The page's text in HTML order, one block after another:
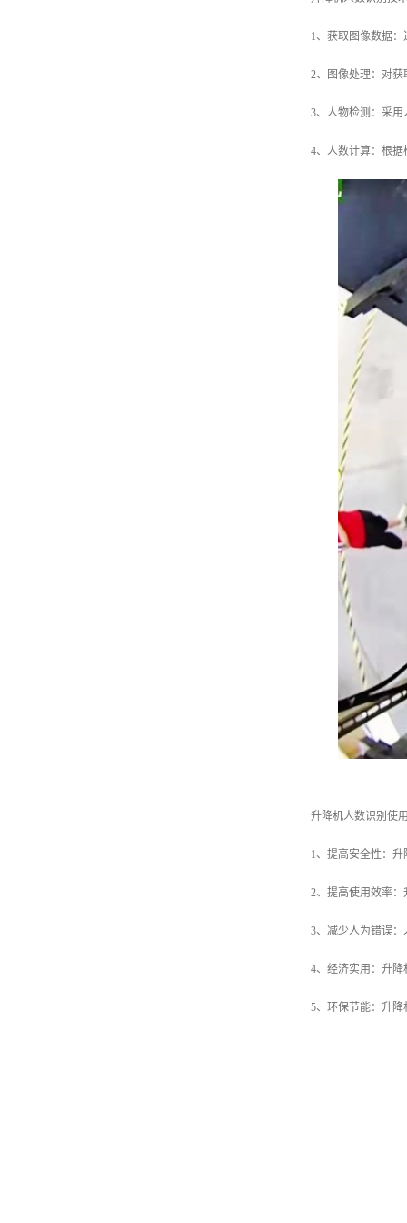
1、获取图像数据
2、图像处理：对获
3、人物检测：采用
4、人数计算：根据
升降机人数识别使用
1、提高安全性：
2、提高使用效率：
3、减少人为错误：
4、经济实用：升降
5、环保节能：升降